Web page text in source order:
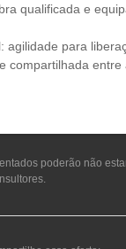
qualificada e
agilidade para
compartilhada
poderão não